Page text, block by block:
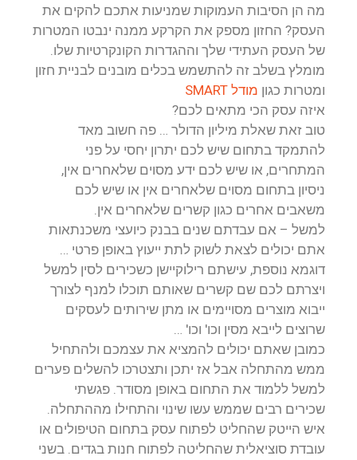
מה הן הסיבות העמוקות שמניעות אתכם להקים את
העסק? החזון מספק את הקרקע ממנה ינבטו המטרות
של העסק העתידי שלך וההגדרות הקונקרטיות שלו.
מומלץ בשלב זה להתשמש בכלים מובנים לבניית חזון
ומטרות כגון מודל SMART
איזה עסק הכי מתאים לכם?
טוב זאת שאלת מיליון הדולר … פה חשוב מאד
להתמקד בתחום שיש לכם יתרון יחסי על פני
המתחרים, או שיש לכם ידע מסוים שלאחרים אין,
ניסיון בתחום מסוים שלאחרים אין או שיש לכם
משאבים אחרים כגון קשרים שלאחרים אין.
למשל – אם עבדתם שנים בבנק כיועצי משכנתאות
אתם יכולים לצאת לשוק לתת ייעוץ באופן פרטי …
דוגמא נוספת, עישתם רילוקיישן כשכירים לסין למשל
ויצרתם לכם שם קשרים שאותם תוכלו למנף לצורך
ייבוא מוצרים מסויימים או מתן שירותים לעסקים
שרוצים לייבא מסין וכו' וכו' …
כמובן שאתם יכולים להמציא את עצמכם ולהתחיל
ממש מהתחלה אבל אז יתכן ותצטרכו להשלים פערים
למשל ללמוד את התחום באופן מסודר. פגשתי
שכירים רבים שממש עשו שינוי והתחילו מההתחלה.
איש הייטק שהחליט לפתוח עסק בתחום הטיפולים או
עובדת סוציאלית שהחליטה לפתוח חנות בגדים. בשני